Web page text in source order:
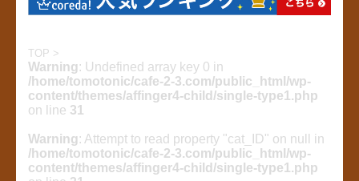
TOP >
Warning: Undefined array key 0 in
/home/tomotonic/cafe-2-3.com/public_html/wp-
content/themes/affinger4-child/single-type1.php
on line 31
Warning: Attempt to read property "cat_ID" on null in
/home/tomotonic/cafe-2-3.com/public_html/wp-
content/themes/affinger4-child/single-type1.php